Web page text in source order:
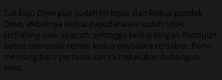
Tali baju Dewi pun sudah terlepas dari kedua pundak
Dewi, akibatnya kedua payudaranya sudah tidak
terhalang oleh apapun, sehingga kedua tangan Ponopun
bebas meremas-remas kedua payudara tersebut. Pono
memang baru pertama kali ini melakukan hubungan
seks,